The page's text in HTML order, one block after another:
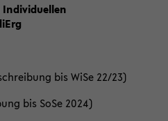
bis WiSe 22/23)
bis SoSe 2024)